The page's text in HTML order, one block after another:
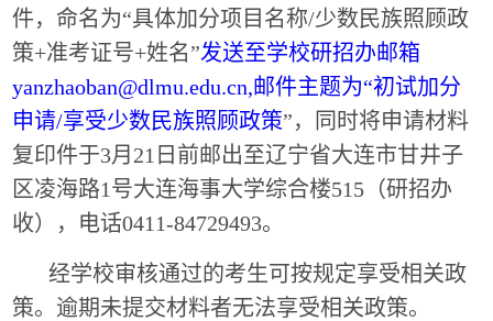
件，命名为“具体加分项目名称/少数民族照顾政
策+准考证号+姓名”发送至学校研招办邮箱
yanzhaoban@dlmu.edu.cn,邮件主题为“初试加分
申请/享受少数民族照顾政策”，同时将申请材料
复印件于3月21日 前邮出至辽宁省大连市甘井子
区凌海路1号大连海事大学综合楼515（研招办
收），电话0411-84729493。
经学校审核通过的考生可按规定享受相关政
策。逾期未提交材料者无法享受相关政策。